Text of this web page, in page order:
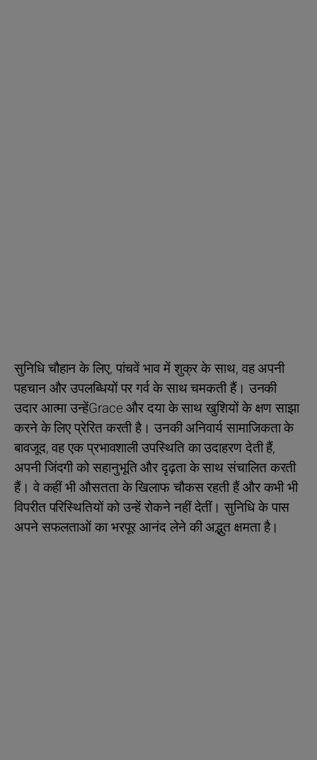
सुनिधि चौहान के लिए, पांचवें भाव में शुक्र के साथ, वह अपनी
पहचान और उपलब्धियों पर गर्व के साथ चमकती हैं। उनकी
उदार आत्मा उन्हेंGrace और दया के साथ खुशियों के क्षण साझा
करने के लिए प्रेरित करती है। उनकी अनिवार्य सामाजिकता के
बावजूद, वह एक प्रभावशाली उपस्थिति का उदाहरण देती हैं,
अपनी जिंदगी को सहानुभूति और दृढ़ता के साथ संचालित करती
हैं। वे कहीं भी औसतता के खिलाफ चौकस रहती हैं और कभी भी
विपरीत परिस्थितियों को उन्हें रोकने नहीं देतीं। सुनिधि के पास
अपने सफलताओं का भरपूर आनंद लेने की अद्भुत क्षमता है।